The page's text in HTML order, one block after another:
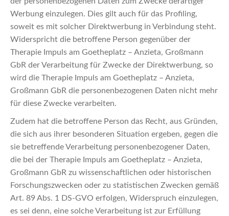
Werbung einzulegen. Dies gilt auch für das Profiling,
soweit es mit solcher Direktwerbung in Verbindung steht.
Widerspricht die betroffene Person gegenüber der
Therapie Impuls am Goetheplatz – Anzieta, Großmann
GbR der Verarbeitung für Zwecke der Direktwerbung, so
wird die Therapie Impuls am Goetheplatz – Anzieta,
Großmann GbR die personenbezogenen Daten nicht mehr
für diese Zwecke verarbeiten.
Zudem hat die betroffene Person das Recht, aus Gründen,
die sich aus ihrer besonderen Situation ergeben, gegen die
sie betreffende Verarbeitung personenbezogener Daten,
die bei der Therapie Impuls am Goetheplatz – Anzieta,
Großmann GbR zu wissenschaftlichen oder historischen
Forschungszwecken oder zu statistischen Zwecken gemäß
Art. 89 Abs. 1 DS-GVO erfolgen, Widerspruch einzulegen,
es sei denn, eine solche Verarbeitung ist zur Erfüllung